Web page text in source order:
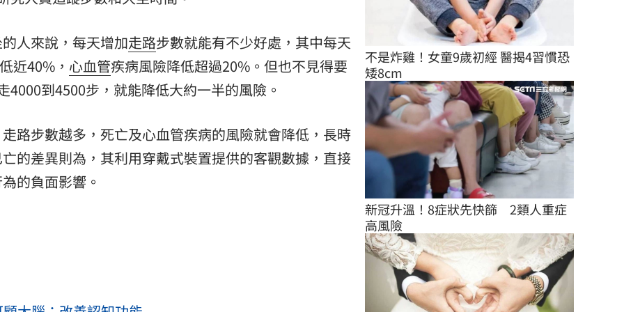
人來說，每天增加走路步數就能有不少好處，其中每天
近40%， 心血管疾病風險降低超過20%。但也不見得要
到4500步，就能降低大約一半的風險。
路步數越多，死亡及心血管疾病的風險就會降低，長時
的差異則為，其利用穿戴式裝置提供的客觀數據，直接
的負面影響。
不是炸雞！女童9歲初經 醫揭4習慣恐
矮8cm
新冠升溫！8症狀先快篩　2類人重症
高風險